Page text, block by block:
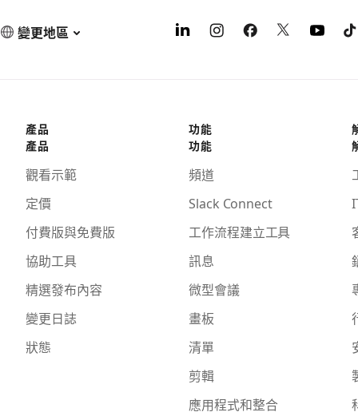
變更地區
產品
產品
觀看示範
定價
付費版與免費版
協助工具
精選發布內容
變更日誌
狀態
功能
功能
頻道
Slack Connect
工作流程建立工具
訊息
微型會議
畫板
清單
剪輯
應用程式和整合